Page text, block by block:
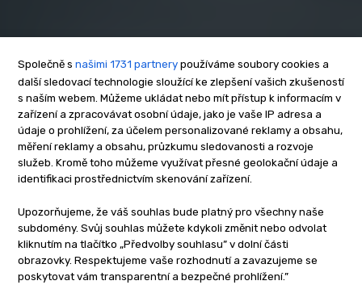
O nás
Kontakt
Reklama
Zásady soukromí
Privacy policy
Cookies
Etický kodex
Redakce
Společně s našimi 1731 partnery používáme soubory cookies a
další sledovací technologie sloužící ke zlepšení vašich zkušeností
s naším webem. Můžeme ukládat nebo mít přístup k informacím v
zařízení a zpracovávat osobní údaje, jako je vaše IP adresa a
údaje o prohlížení, za účelem personalizované reklamy a obsahu,
měření reklamy a obsahu, průzkumu sledovanosti a rozvoje
služeb. Kromě toho můžeme využívat přesné geolokační údaje a
identifikaci prostřednictvím skenování zařízení.
Upozorňujeme, že váš souhlas bude platný pro všechny naše
subdomény. Svůj souhlas můžete kdykoli změnit nebo odvolat
kliknutím na tlačítko „Předvolby souhlasu” v dolní části
obrazovky. Respektujeme vaše rozhodnutí a zavazujeme se
poskytovat vám transparentní a bezpečné prohlížení.”